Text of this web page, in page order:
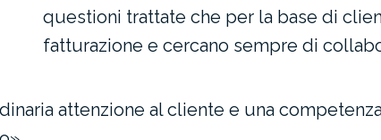
questioni trattate che per la base di
fatturazione e cercano sempre di
attenzione al cliente e una